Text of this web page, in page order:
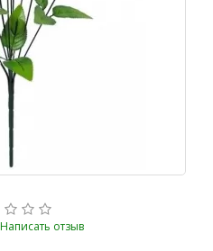
Написать отзыв